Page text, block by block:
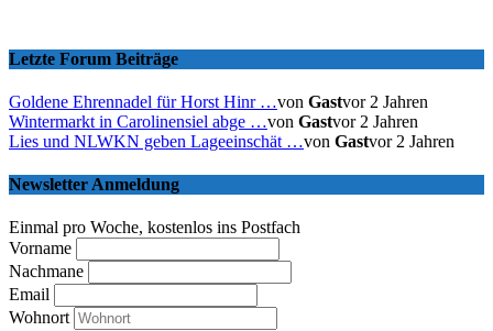
Letzte Forum Beiträge
Goldene Ehrennadel für Horst Hinr …von Gastvor 2 Jahren
Wintermarkt in Carolinensiel abge …von Gastvor 2 Jahren
Lies und NLWKN geben Lageeinschät …von Gastvor 2 Jahren
Newsletter Anmeldung
Einmal pro Woche, kostenlos ins Postfach
Vorname
Nachmane
Email
Wohnort